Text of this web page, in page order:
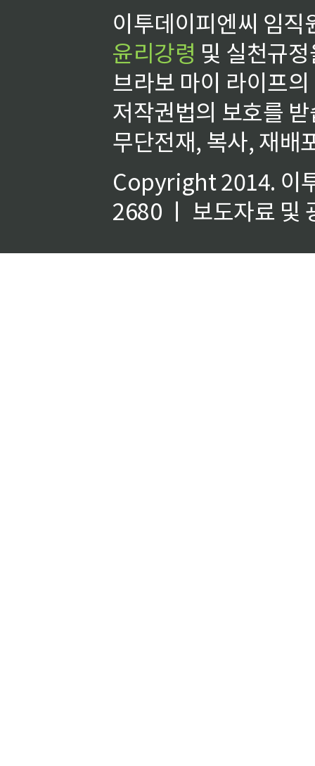
이투데이피엔씨 임
윤리강령 및 실천규
브라보 마이 라이프
저작권법의 보호를
무단전재, 복사, 재배
Copyright 2014. 이
2680 ㅣ 보도자료